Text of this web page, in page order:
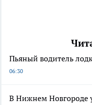
Пьяный водитель
06:30
В Нижнем Новгороде